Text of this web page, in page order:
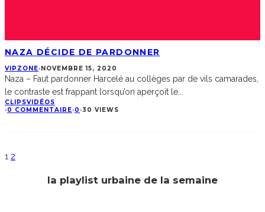
NAZA DÉCIDE DE PARDONNER
VIPZONE· NOVEMBRE 15, 2020
Naza – Faut pardonner Harcelé au collèges par de vils camarades,
le contraste est frappant lorsqu’on aperçoit le
CLIPSVIDÉOS
·0 COMMENTAIRE·0 ·30 VIEWS
1 2
la playlist urbaine de la semaine